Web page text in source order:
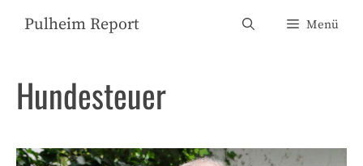
InhaltPulheim Report Menü
Hundesteuer